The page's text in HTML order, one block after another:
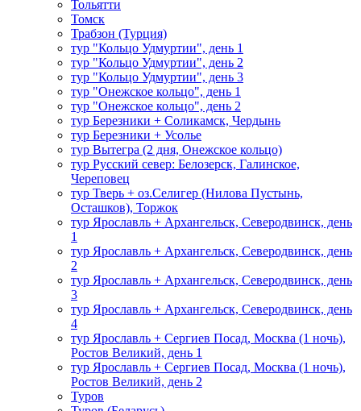
Тольятти
Томск
Трабзон (Турция)
тур "Кольцо Удмуртии", день 1
тур "Кольцо Удмуртии", день 2
тур "Кольцо Удмуртии", день 3
тур "Онежское кольцо", день 1
тур "Онежское кольцо", день 2
тур Березники + Соликамск, Чердынь
тур Березники + Усолье
тур Вытегра (2 дня, Онежское кольцо)
тур Русский север: Белозерск, Галинское,
Череповец
тур Тверь + оз.Селигер (Нилова Пустынь,
Осташков), Торжок
тур Ярославль + Архангельск, Северодвинск, день
1
тур Ярославль + Архангельск, Северодвинск, день
2
тур Ярославль + Архангельск, Северодвинск, день
3
тур Ярославль + Архангельск, Северодвинск, день
4
тур Ярославль + Сергиев Посад, Москва (1 ночь),
Ростов Великий, день 1
тур Ярославль + Сергиев Посад, Москва (1 ночь),
Ростов Великий, день 2
Туров